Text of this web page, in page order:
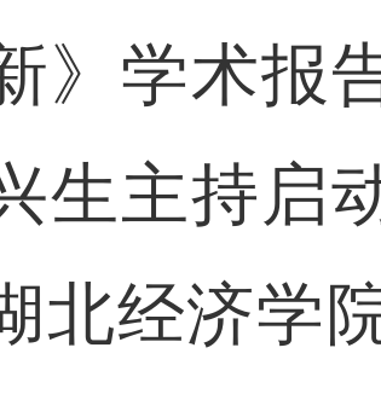
》学术报
生主持启
北经济学